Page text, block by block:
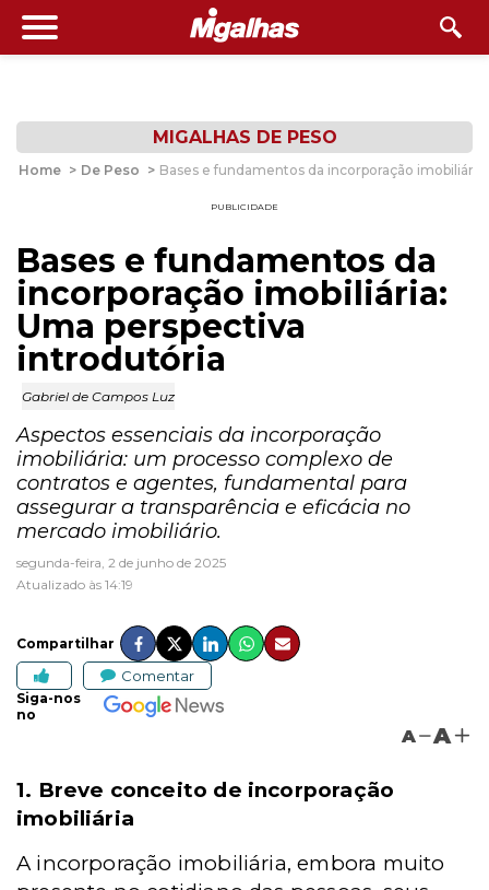
MIGALHAS DE PESO
Home > De Peso > Bases e fundamentos da incorporação
PUBLICIDADE
Bases e fundamentos da
incorporação imobiliária:
Uma perspectiva
introdutória
Gabriel de Campos Luz
Aspectos essenciais da incorporação
imobiliária: um processo complexo de
contratos e agentes, fundamental para
assegurar a transparência e eficácia no
mercado imobiliário.
segunda-feira, 2 de junho de 2025
Atualizado às 14:19
Compartilhar
Comentar
Siga-nos
no
A A
1. Breve conceito de incorporação
imobiliária
A incorporação imobiliária, embora muito